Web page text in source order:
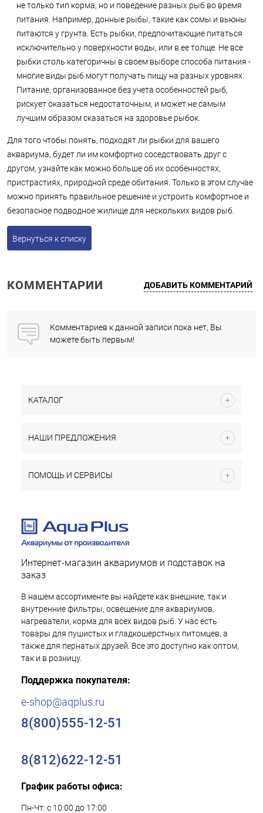
не только тип корма, но и поведение разных рыб во время
питания. Например, донные рыбы, такие как сомы и вьюны
питаются у грунта. Есть рыбки, предпочитающие питаться
исключительно у поверхности воды, или в ее толще. Не все
рыбки столь категоричны в своем выборе способа питания -
многие виды рыб могут получать пищу на разных уровнях.
Питание, организованное без учета особенностей рыб,
рискует оказаться недостаточным, и может не самым
лучшим образом сказаться на здоровье рыбок.
Для того чтобы понять, подходят ли рыбки для вашего
аквариума, будет ли им комфортно соседствовать друг с
другом, узнайте как можно больше об их особенностях,
пристрастиях, природной среде обитания. Только в этом случае
можно принять правильное решение и устроить комфортное и
безопасное подводное жилище для нескольких видов рыб.
Вернуться к списку
КОММЕНТАРИИ ДОБАВИТЬ КОММЕНТАРИЙ
Комментариев к данной записи пока нет, Вы
можете быть первым!
КАТАЛОГ
НАШИ ПРЕДЛОЖЕНИЯ
ПОМОЩЬ И СЕРВИСЫ
Интернет-магазин аквариумов и подставок на
заказ
В нашем ассортименте вы найдете как внешние, так и
внутренние фильтры, освещение для аквариумов,
нагреватели, корма для всех видов рыб. У нас есть
товары для пушистых и гладкошерстных питомцев, а
также для пернатых друзей. Все это доступно как оптом,
так и в розницу.
Поддержка покупателя:
e-shop@aqplus.ru
8(800)555-12-51
8(812)622-12-51
График работы офиса:
Пн-Чт: с 10:00 до 17:00